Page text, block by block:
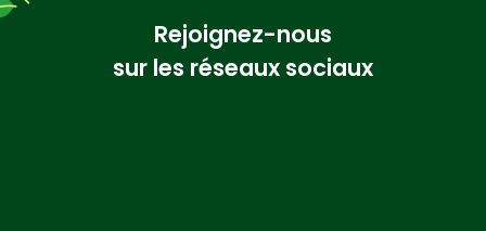
Rejoignez-nous
sur les réseaux sociaux